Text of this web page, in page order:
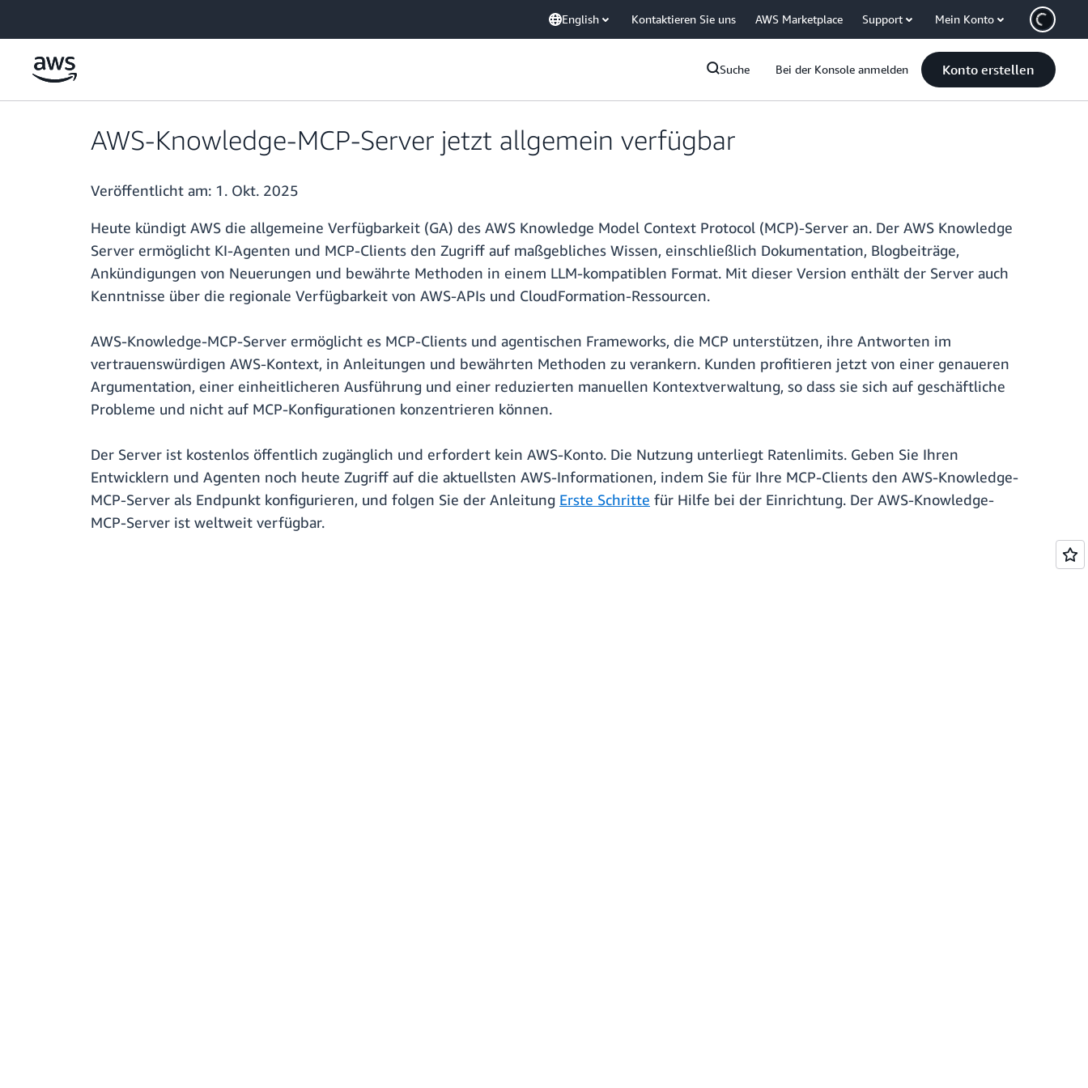
English Kontaktieren Sie uns AWS Marketplace Support Mein Konto
Suche Bei der Konsole anmelden Konto erstellen
AWS-Knowledge-MCP-Server jetzt allgemein verfügbar
Veröffentlicht am: 1. Okt. 2025
Heute kündigt AWS die allgemeine Verfügbarkeit (GA) des AWS Knowledge Model Context Protocol (MCP)-Server an. Der AWS Knowledge
Server ermöglicht KI-Agenten und MCP-Clients den Zugriff auf maßgebliches Wissen, einschließlich Dokumentation, Blogbeiträge,
Ankündigungen von Neuerungen und bewährte Methoden in einem LLM-kompatiblen Format. Mit dieser Version enthält der Server auch
Kenntnisse über die regionale Verfügbarkeit von AWS-APIs und CloudFormation-Ressourcen.
AWS-Knowledge-MCP-Server ermöglicht es MCP-Clients und agentischen Frameworks, die MCP unterstützen, ihre Antworten im
vertrauenswürdigen AWS-Kontext, in Anleitungen und bewährten Methoden zu verankern. Kunden profitieren jetzt von einer genaueren
Argumentation, einer einheitlicheren Ausführung und einer reduzierten manuellen Kontextverwaltung, so dass sie sich auf geschäftliche
Probleme und nicht auf MCP-Konfigurationen konzentrieren können.
Der Server ist kostenlos öffentlich zugänglich und erfordert kein AWS-Konto. Die Nutzung unterliegt Ratenlimits. Geben Sie Ihren
Entwicklern und Agenten noch heute Zugriff auf die aktuellsten AWS-Informationen, indem Sie für Ihre MCP-Clients den AWS-Knowledge-
MCP-Server als Endpunkt konfigurieren, und folgen Sie der Anleitung Erste Schritte für Hilfe bei der Einrichtung. Der AWS-Knowledge-
MCP-Server ist weltweit verfügbar.